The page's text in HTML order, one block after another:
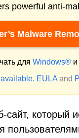
powerful anti-
Malware
для Windows® и
EULA and
который